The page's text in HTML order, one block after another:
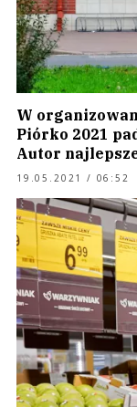
W
Piórko 2021
Autor
19.05.2021 / 06:52